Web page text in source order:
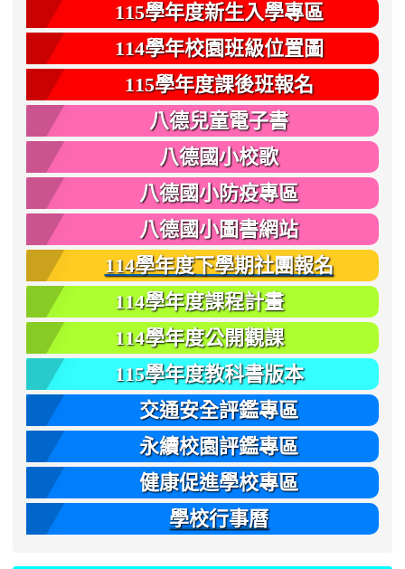
115學年度新生入學專區
114學年校園班級位置圖
115學年度課後班報名
八德兒童電子書
八德國小校歌
八德國小防疫專區
八德國小圖書網站
114學年度下學期社團報名
114學年度課程計畫
114學年度公開觀課
115學年度教科書版本
交通安全評鑑專區
永續校園評鑑專區
健康促進學校專區
學校行事曆